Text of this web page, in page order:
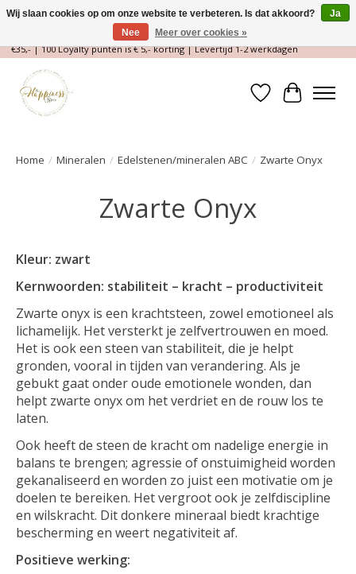
Magische Conceptstore, Edelstenen & Spirituele winkel | Gratis verzending >
€35,- | 100 Loyalty punten is € 5,- korting | Levertijd 1-2 werkdagen
Verlanglijst
Home / Mineralen / Edelstenen/mineralen ABC / Zwarte Onyx
Zwarte Onyx
Kleur: zwart
Kernwoorden: stabiliteit – kracht – productiviteit
Zwarte onyx is een krachtsteen, zowel emotioneel als
lichamelijk. Het versterkt je zelfvertrouwen en moed.
Het is ook een steen van stabiliteit, die je helpt
gronden, vooral in tijden van verandering. Als je
gebukt gaat onder oude emotionele wonden, dan
helpt zwarte onyx om het verdriet en de rouw los te
laten.
Ook heeft de steen de kracht om nadelige energie in
balans te brengen; agressie of onstuimigheid worden
gekanaliseerd en worden zo juist een motivatie om je
doelen te bereiken. Het vergroot ook je zelfdiscipline
en wilskracht. Dit donkere mineraal biedt krachtige
bescherming en weert negativiteit af.
Positieve werking:
Wij slaan cookies op om onze website te verbeteren. Is dat akkoord?
Ja
Nee
Meer over cookies »